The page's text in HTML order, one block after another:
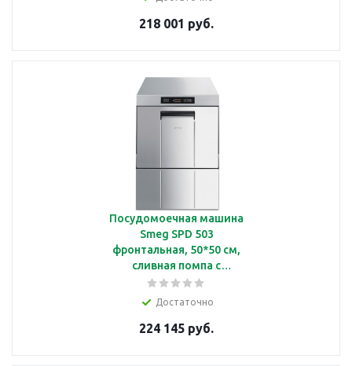
ступенчатым фильтром
218 001 руб.
Посудомоечная машина
Smeg SPD 503
фронтальная, 50*50 см,
сливная помпа с
фильтром, дозаторы
моечного и
средств., электронная
Достаточно
224 145 руб.